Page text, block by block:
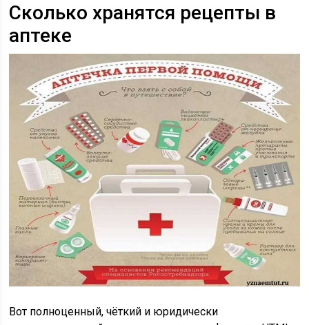
Сколько хранятся рецепты в
аптеке
Вот полноценный, чёткий и юридически